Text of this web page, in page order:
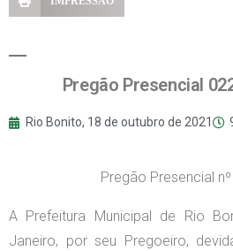
Pregão Presencial
Rio Bonito, 18 de outubro de 2021
Pregão Presencial
A Prefeitura Municipal de Rio
Janeiro, por seu Pregoeiro,